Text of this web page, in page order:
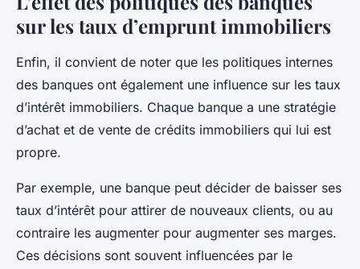
sur les taux d’emprunt immobiliers
Enfin, il convient de noter que les politiques internes
des banques ont également une influence sur les taux
d’intérêt immobiliers. Chaque banque a une stratégie
d’achat et de vente de crédits immobiliers qui lui est
propre.
Par exemple, une banque peut décider de baisser ses
taux d’intérêt pour attirer de nouveaux clients, ou au
contraire les augmenter pour augmenter ses marges.
Ces décisions sont souvent influencées par le